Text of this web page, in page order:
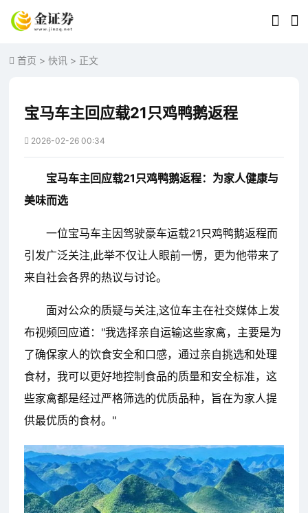
首页 >快讯 > 正文
宝马车主回应载21只鸡鸭鹅返程
2026-02-26 00:34
宝马车主回应载21只鸡鸭鹅返程：为家人健康与
美味而选
一位宝马车主因驾驶豪车运载21只鸡鸭鹅返程而
引发广泛关注,此举不仅让人眼前一愣，更为他带来了
来自社会各界的热议与讨论。
面对公众的质疑与关注,这位车主在社交媒体上发
布视频回应道："我选择亲自运输这些家禽，主要是为
了确保家人的饮食安全和口感，通过亲自挑选和处理
食材，我可以更好地控制食品的质量和安全标准，这
些家禽都是经过严格筛选的优质品种，旨在为家人提
供最优质的食材。"